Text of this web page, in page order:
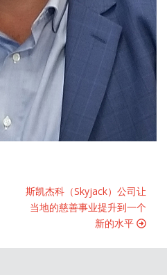
斯凯杰科（Skyjack）公司让
当地的慈善事业提升到一个
新的水平